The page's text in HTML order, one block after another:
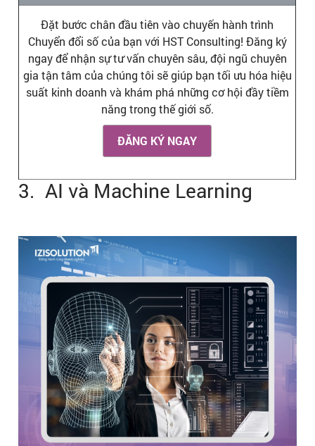
Đặt bước chân đầu tiên vào chuyến hành trình
Chuyển đổi số của bạn với HST Consulting! Đăng ký
ngay để nhận sự tư vấn chuyên sâu, đội ngũ chuyên
gia tận tâm của chúng tôi sẽ giúp bạn tối ưu hóa hiệu
suất kinh doanh và khám phá những cơ hội đầy tiềm
năng trong thế giới số.
ĐĂNG KÝ NGAY
3. AI và Machine Learning